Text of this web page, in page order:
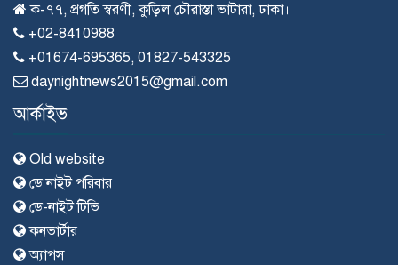
ক-৭৭, প্রগতি স্বরণী, কুড়িল চৌরাস্তা ভাটারা, ঢাকা।
+02-8410988
+01674-695365, 01827-543325
daynightnews2015@gmail.com
আর্কাইভ
Old website
ডে নাইট পরিবার
ডে-নাইট টিভি
কনভার্টার
অ্যাপস